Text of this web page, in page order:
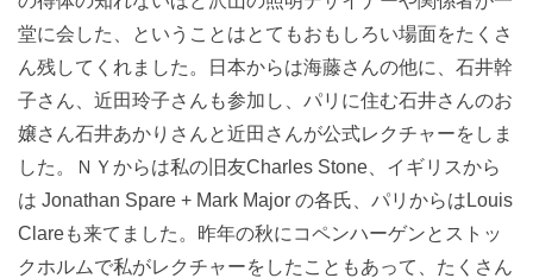
堂に会した、ということはとてもおもしろい場面をたくさ
ん残してくれました。日本からは海藤さんの他に、石井幹
子さん、近田玲子さんも参加し、パリに住む石井さんのお
嬢さん石井あかりさんと近田さんが公式レクチャーをしま
した。ＮＹからは私の旧友Charles Stone、イギリスから
は Jonathan Spare + Mark Major の各氏、パリからはLouis
Clareも来てました。昨年の秋にコペンハーゲンとストッ
クホルムで私がレクチャーをしたこともあって、たくさん